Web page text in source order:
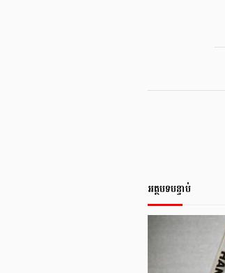
អត្ថបទបន្ទាប់